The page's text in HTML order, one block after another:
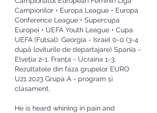
Campionilor • Europa League • Europa
Conference League • Supercupa
Europei • UEFA Youth League • Cupa
UEFA (Futsal). Georgia - Israel 0-0 (3-4
după loviturile de departajare) Spania -
Elveția 2-1. Franța - Ucraina 1-3.
Rezultatele din faza grupelor EURO
U21 2023 Grupa A - program și
clasament.
He is heard whining in pain and